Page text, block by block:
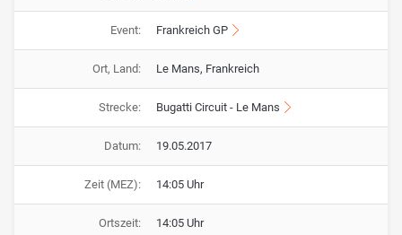
Event: Frankreich GP
Ort, Land: Le Mans, Frankreich
Strecke: Bugatti Circuit - Le Mans
Datum: 19.05.2017
Zeit (MEZ): 14:05 Uhr
Ortszeit: 14:05 Uhr